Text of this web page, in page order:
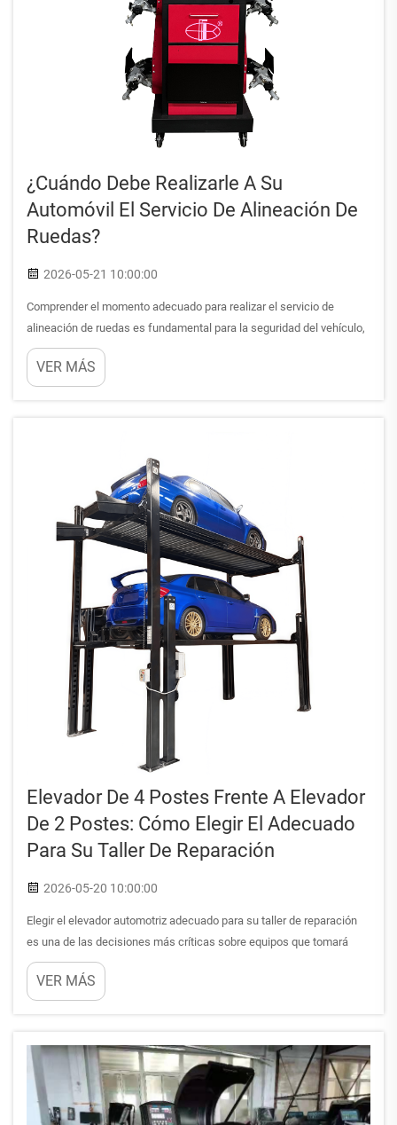
¿Cuándo Debe Realizarle A Su
Automóvil El Servicio De Alineación De
Ruedas?
2026-05-21 10:00:00
Comprender el momento adecuado para realizar el servicio de
alineación de ruedas es fundamental para la seguridad del vehículo,
la durabilidad de los neumáticos y el rendimiento general de
conducción. Muchos propietarios de automóviles pasan por alto este
VER MÁS
Elevador De 4 Postes Frente A Elevador
De 2 Postes: Cómo Elegir El Adecuado
Para Su Taller De Reparación
2026-05-20 10:00:00
Elegir el elevador automotriz adecuado para su taller de reparación
es una de las decisiones más críticas sobre equipos que tomará
como propietario o gerente del taller. El debate entre un elevador de 4
columnas y un elevador de 2 columnas va más allá de una simple
VER MÁS